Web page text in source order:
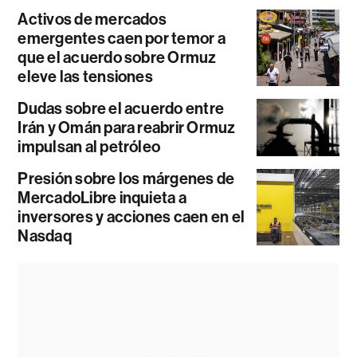
Activos de mercados
emergentes caen por temor a
que el acuerdo sobre Ormuz
eleve las tensiones
Dudas sobre el acuerdo entre
Irán y Omán para reabrir Ormuz
impulsan al petróleo
Presión sobre los márgenes de
MercadoLibre inquieta a
inversores y acciones caen en el
Nasdaq